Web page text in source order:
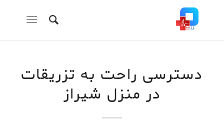
دسترسی راحت به تزریقات
در منزل شیراز